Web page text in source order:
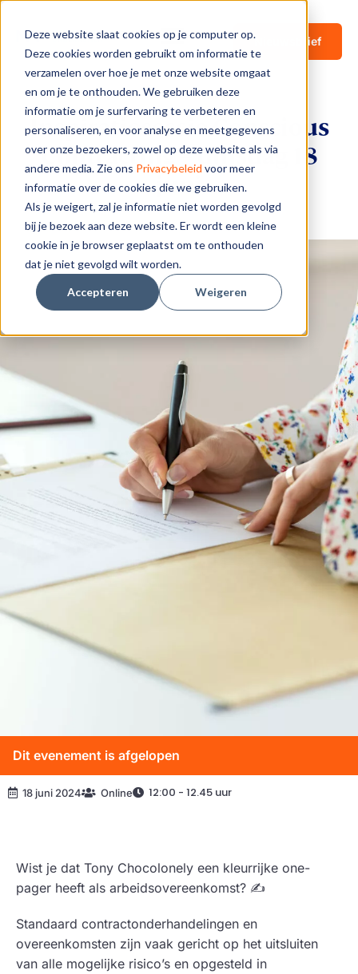
Deze website slaat cookies op je computer op.
Deze cookies worden gebruikt om informatie te
verzamelen over hoe je met onze website omgaat
en om je te onthouden. We gebruiken deze
informatie om je surfervaring te verbeteren en
personaliseren, en voor analyse en meetgegevens
over onze bezoekers, zowel op deze website als via
andere media. Zie ons Privacybeleid voor meer
informatie over de cookies die we gebruiken.
Als je weigert, zal je informatie niet worden gevolgd
bij je bezoek aan deze website. Er wordt een kleine
cookie in je browser geplaatst om te onthouden
dat je niet gevolgd wilt worden.
Accepteren Weigeren
Nieuwsbrief
Inspiratiesessie Conscious
Contracting – dinsdag 18
juni
Dit evenement is afgelopen
18 juni 2024 Online 12:00 - 12.45 uur
Wist je dat Tony Chocolonely een kleurrijke one-
pager heeft als arbeidsovereenkomst? ✍️
Standaard contractonderhandelingen en
overeenkomsten zijn vaak gericht op het uitsluiten
van alle mogelijke risico’s en opgesteld in